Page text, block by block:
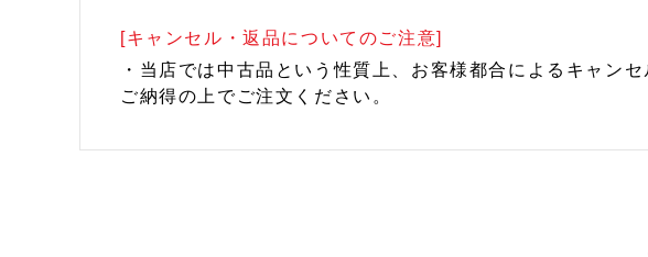
[キャンセル・返品についてのご注意]
・当店では中古品という性質上、お客様都合によるキャン
ご納得の上でご注文ください。